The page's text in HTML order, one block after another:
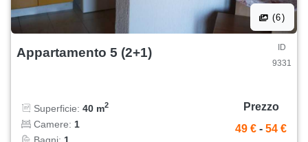
(6)
Appartamento 5 (2+1)
ID
9331
Superficie: 40 m2
Camere: 1
Bagni: 1
Prezzo
49 € - 54 €